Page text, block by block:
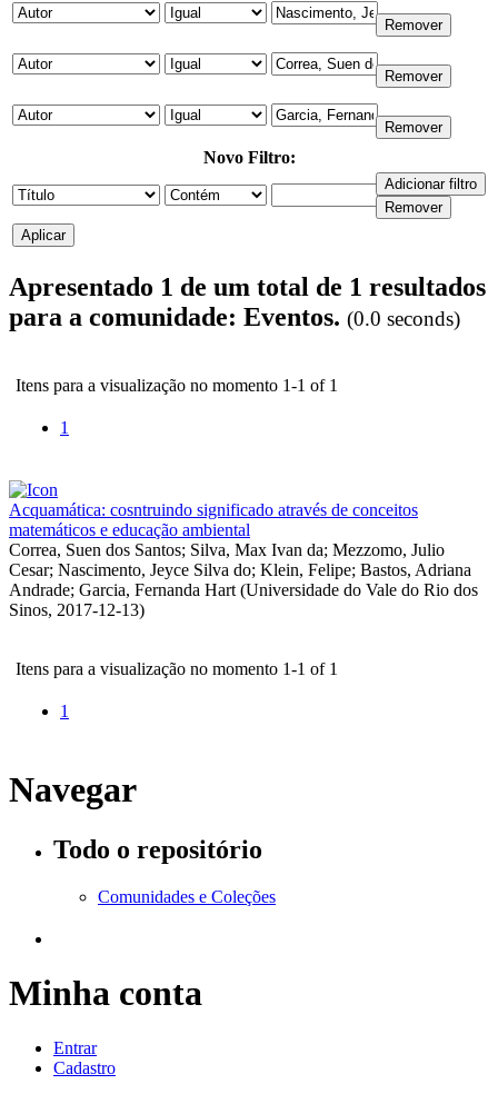
Novo Filtro:
Apresentado 1 de um total de 1 resultados
para a comunidade: Eventos. (0.0 seconds)
Itens para a visualização no momento 1-1 of 1
1
Acquamática: cosntruindo significado através de conceitos
matemáticos e educação ambiental
Correa, Suen dos Santos; Silva, Max Ivan da; Mezzomo, Julio
Cesar; Nascimento, Jeyce Silva do; Klein, Felipe; Bastos, Adriana
Andrade; Garcia, Fernanda Hart (Universidade do Vale do Rio dos
Sinos, 2017-12-13)
Itens para a visualização no momento 1-1 of 1
1
Navegar
Todo o repositório
Comunidades e Coleções
Minha conta
Entrar
Cadastro